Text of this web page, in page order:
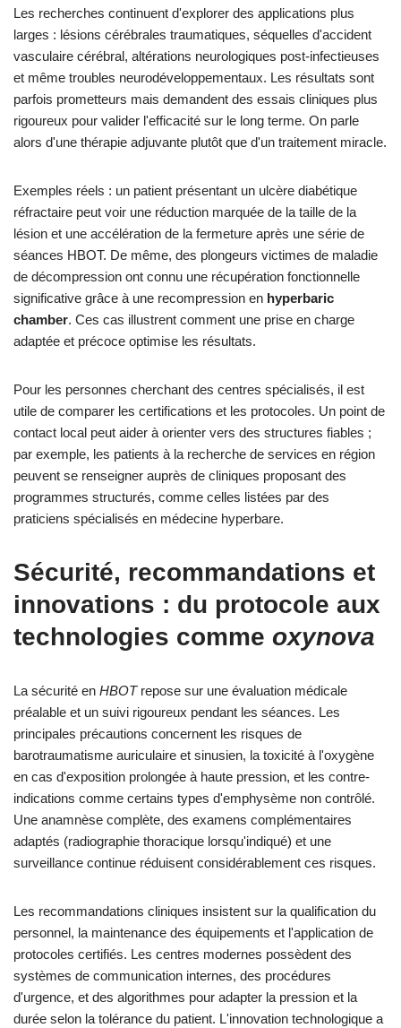
Les recherches continuent d'explorer des applications plus
larges : lésions cérébrales traumatiques, séquelles d'accident
vasculaire cérébral, altérations neurologiques post-infectieuses
et même troubles neurodéveloppementaux. Les résultats sont
parfois prometteurs mais demandent des essais cliniques plus
rigoureux pour valider l'efficacité sur le long terme. On parle
alors d'une thérapie adjuvante plutôt que d'un traitement miracle.
Exemples réels : un patient présentant un ulcère diabétique
réfractaire peut voir une réduction marquée de la taille de la
lésion et une accélération de la fermeture après une série de
séances HBOT. De même, des plongeurs victimes de maladie
de décompression ont connu une récupération fonctionnelle
significative grâce à une recompression en hyperbaric
chamber. Ces cas illustrent comment une prise en charge
adaptée et précoce optimise les résultats.
Pour les personnes cherchant des centres spécialisés, il est
utile de comparer les certifications et les protocoles. Un point de
contact local peut aider à orienter vers des structures fiables ;
par exemple, les patients à la recherche de services en région
peuvent se renseigner auprès de cliniques proposant des
programmes structurés, comme celles listées par des
praticiens spécialisés en médecine hyperbare.
Sécurité, recommandations et
innovations : du protocole aux
technologies comme oxynova
La sécurité en HBOTrepose sur une évaluation médicale
préalable et un suivi rigoureux pendant les séances. Les
principales précautions concernent les risques de
barotraumatisme auriculaire et sinusien, la toxicité à l'oxygène
en cas d'exposition prolongée à haute pression, et les contre-
indications comme certains types d'emphysème non contrôlé.
Une anamnèse complète, des examens complémentaires
adaptés (radiographie thoracique lorsqu'indiqué) et une
surveillance continue réduisent considérablement ces risques.
Les recommandations cliniques insistent sur la qualification du
personnel, la maintenance des équipements et l'application de
protocoles certifiés. Les centres modernes possèdent des
systèmes de communication internes, des procédures
d'urgence, et des algorithmes pour adapter la pression et la
durée selon la tolérance du patient. L'innovation technologique a